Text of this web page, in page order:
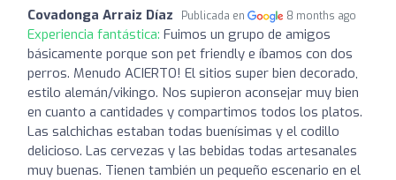
Covadonga Arraiz Díaz Publicada en 8 months ago
Experiencia fantástica: Fuimos un grupo de amigos
básicamente porque son pet friendly e íbamos con dos
perros. Menudo ACIERTO! El sitios super bien decorado,
estilo alemán/vikingo. Nos supieron aconsejar muy bien
en cuanto a cantidades y compartimos todos los platos.
Las salchichas estaban todas buenísimas y el codillo
delicioso. Las cervezas y las bebidas todas artesanales
muy buenas. Tienen también un pequeño escenario en el